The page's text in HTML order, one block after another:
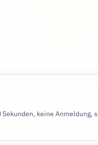
keine Anmeldung,